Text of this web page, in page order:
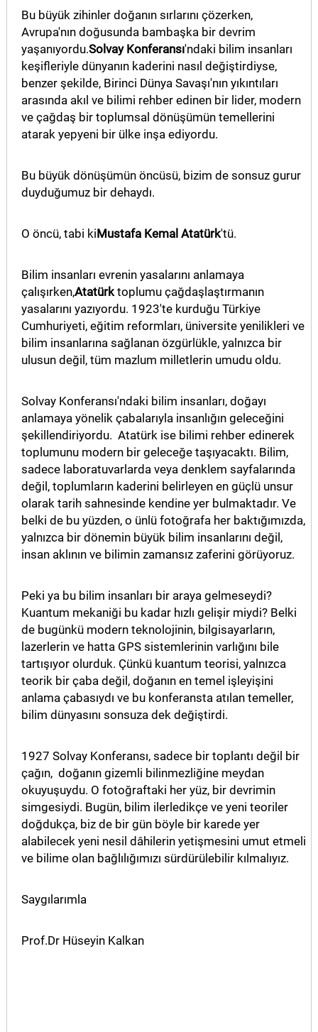
Bu büyük zihinler doğanın sırlarını çözerken,
Avrupa'nın doğusunda bambaşka bir devrim
yaşanıyordu.Solvay Konferansı'ndaki bilim insanları
keşifleriyle dünyanın kaderini nasıl değiştirdiyse,
benzer şekilde, Birinci Dünya Savaşı'nın yıkıntıları
arasında akıl ve bilimi rehber edinen bir lider, modern
ve çağdaş bir toplumsal dönüşümün temellerini
atarak yepyeni bir ülke inşa ediyordu.
Bu büyük dönüşümün öncüsü, bizim de sonsuz gurur
duyduğumuz bir dehaydı.
O öncü, tabi kiMustafa Kemal Atatürk'tü.
Bilim insanları evrenin yasalarını anlamaya
çalışırken,Atatürktoplumu çağdaşlaştırmanın
yasalarını yazıyordu. 1923'te kurduğu Türkiye
Cumhuriyeti, eğitim reformları, üniversite yenilikleri ve
bilim insanlarına sağlanan özgürlükle, yalnızca bir
ulusun değil, tüm mazlum milletlerin umudu oldu.
Solvay Konferansı'ndaki bilim insanları, doğayı
anlamaya yönelik çabalarıyla insanlığın geleceğini
şekillendiriyordu. Atatürk ise bilimi rehber edinerek
toplumunu modern bir geleceğe taşıyacaktı. Bilim,
sadece laboratuvarlarda veya denklem sayfalarında
değil, toplumların kaderini belirleyen en güçlü unsur
olarak tarih sahnesinde kendine yer bulmaktadır. Ve
belki de bu yüzden, o ünlü fotoğrafa her baktığımızda,
yalnızca bir dönemin büyük bilim insanlarını değil,
insan aklının ve bilimin zamansız zaferini görüyoruz.
Peki ya bu bilim insanları bir araya gelmeseydi?
Kuantum mekaniği bu kadar hızlı gelişir miydi? Belki
de bugünkü modern teknolojinin, bilgisayarların,
lazerlerin ve hatta GPS sistemlerinin varlığını bile
tartışıyor olurduk. Çünkü kuantum teorisi, yalnızca
teorik bir çaba değil, doğanın en temel işleyişini
anlama çabasıydı ve bu konferansta atılan temeller,
bilim dünyasını sonsuza dek değiştirdi.
1927 Solvay Konferansı, sadece bir toplantı değil bir
çağın, doğanın gizemli bilinmezliğine meydan
okuyuşuydu. O fotoğraftaki her yüz, bir devrimin
simgesiydi. Bugün, bilim ilerledikçe ve yeni teoriler
doğdukça, biz de bir gün böyle bir karede yer
alabilecek yeni nesil dâhilerin yetişmesini umut etmeli
ve bilime olan bağlılığımızı sürdürülebilir kılmalıyız.
Saygılarımla
Prof.Dr Hüseyin Kalkan